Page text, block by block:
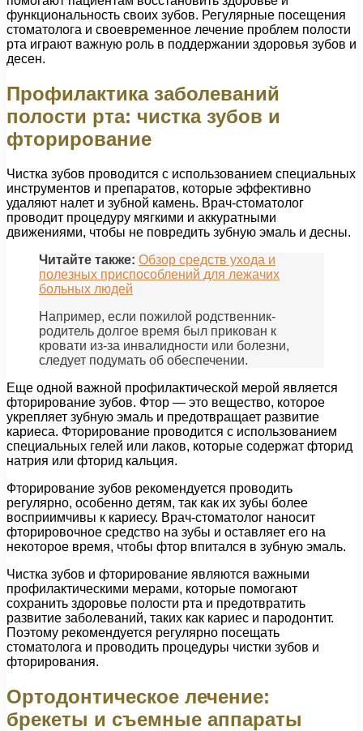
функциональность своих зубов. Регулярные посещения
стоматолога и своевременное лечение проблем полости
рта играют важную роль в поддержании здоровья зубов и
десен.
Профилактика заболеваний
полости рта: чистка зубов и
фторирование
Чистка зубов проводится с использованием специальных
инструментов и препаратов, которые эффективно
удаляют налет и зубной камень. Врач-стоматолог
проводит процедуру мягкими и аккуратными
движениями, чтобы не повредить зубную эмаль и десны.
Читайте также: Обзор средств ухода и
полезных приспособлений для лежачих
больных людей
Например, если пожилой родственник-
родитель долгое время был прикован к
кровати из-за инвалидности или болезни,
следует подумать об обеспечении.
Еще одной важной профилактической мерой является
фторирование зубов. Фтор — это вещество, которое
укрепляет зубную эмаль и предотвращает развитие
кариеса. Фторирование проводится с использованием
специальных гелей или лаков, которые содержат фторид
натрия или фторид кальция.
Фторирование зубов рекомендуется проводить
регулярно, особенно детям, так как их зубы более
восприимчивы к кариесу. Врач-стоматолог наносит
фторировочное средство на зубы и оставляет его на
некоторое время, чтобы фтор впитался в зубную эмаль.
Чистка зубов и фторирование являются важными
профилактическими мерами, которые помогают
сохранить здоровье полости рта и предотвратить
развитие заболеваний, таких как кариес и пародонтит.
Поэтому рекомендуется регулярно посещать
стоматолога и проводить процедуры чистки зубов и
фторирования.
Ортодонтическое лечение:
брекеты и съемные аппараты